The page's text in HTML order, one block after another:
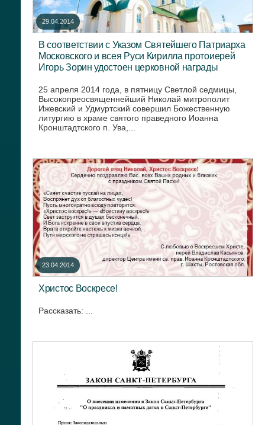
29.04.2014
В соответствии с Указом Святейшего Патриарха
Московского и всея Руси Кирилла протоиерей
Игорь Зорин удостоен церковной награды
25 апреля 2014 года, в пятницу Светлой седмицы,
Высокопреосвященнейший Николай митрополит
Ижевский и Удмуртский совершил Божественную
литургию в храме святого праведного Иоанна
Кронштадтского п. Ува,...
23.04.2014
Христос Воскресе!
Рассказать: ...